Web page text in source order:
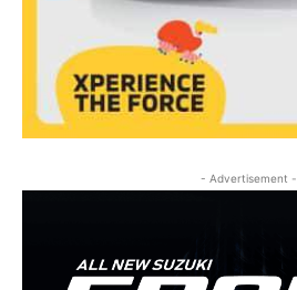
- Advertisement -